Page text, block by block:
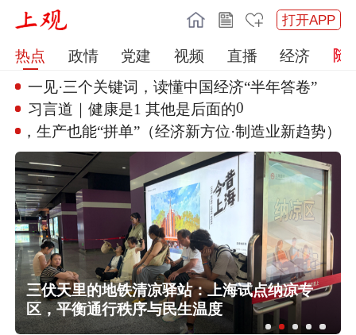
打开APP
热点 政情 党建 视频 直播
经济
一见·三个关键词，读懂中国经济“半年答卷”
习言道｜健康是1 其他是后面的0
造，生产也能“拼单”（经济新方位·制造业新趋势）
三伏天里的地铁清凉驿站：上海试点纳凉专
区，平衡通行秩序与民生温度
伊朗媒体发布伊朗最高领袖视频